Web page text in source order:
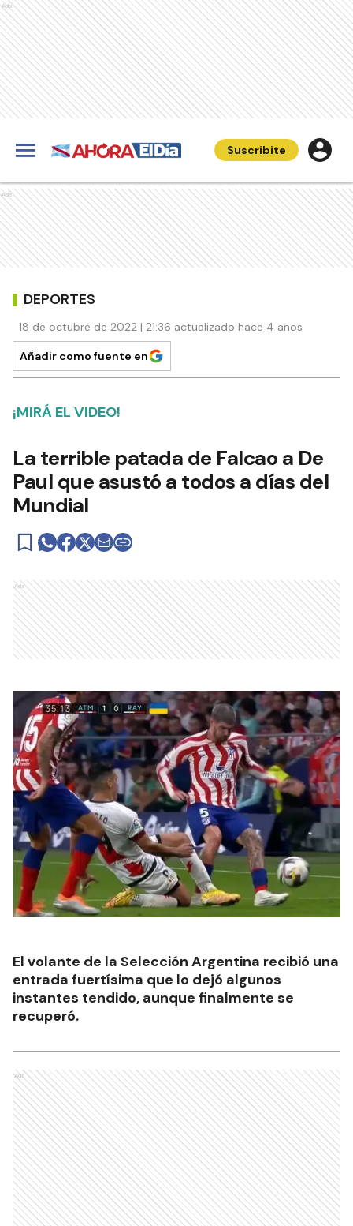
Ads
Suscribite
Ads
DEPORTES
18 de octubre de 2022 | 21:36 actualizado hace 4 años
Añadir como fuente en
¡MIRÁ EL VIDEO!
La terrible patada de Falcao a De
Paul que asustó a todos a días del
Mundial
Ads
El volante de la Selección Argentina recibió una
entrada fuertísima que lo dejó algunos
instantes tendido, aunque finalmente se
recuperó.
Ads